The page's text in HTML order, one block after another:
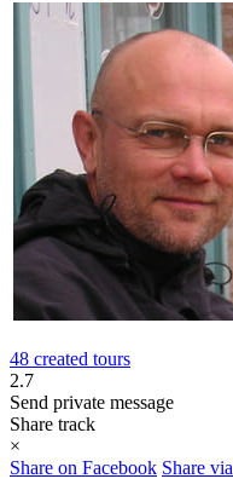
48 created tours
2.7
Send private message
Share track
×
Share on Facebook Share